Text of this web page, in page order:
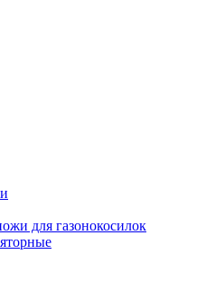
для газонокосилок